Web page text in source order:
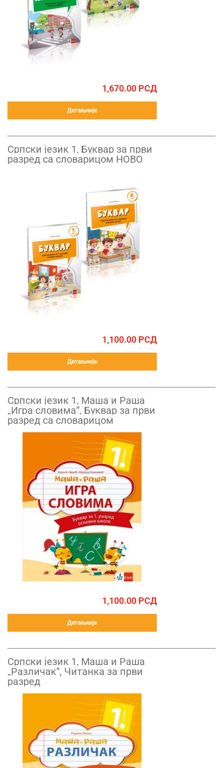
1,670.00 РСД
Детаљније
Српски језик 1, Буквар за први
разред са словарицом НОВО
1,100.00 РСД
Детаљније
Српски језик 1, Маша и Раша
„Игра словима”, Буквар за први
разред са словарицом
1,100.00 РСД
Детаљније
Српски језик 1, Маша и Раша
„Различак”, Читанка за први
разред